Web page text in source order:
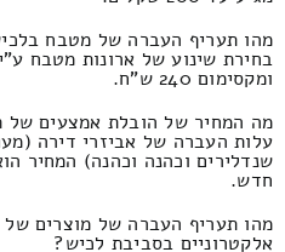
מהו תעריף העברה של מטבח
ומקסימום 240 ש"ח.
מה המחיר של הובלת אמצעים של
עלות העברה של אביזרי דירה
חדש.
מהו תעריף העברה של מוצרים של
אלקטרוניים בסביבת לכיש?